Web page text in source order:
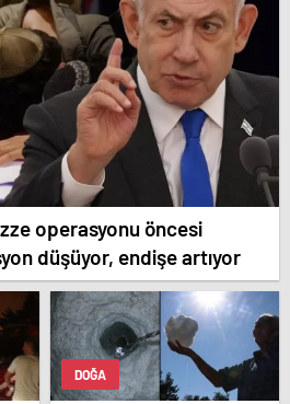
operasyonu öncesi
düşüyor, endişe artıyor
DOĞA